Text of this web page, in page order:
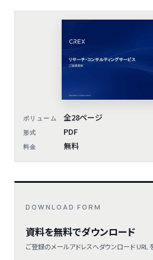
ボリューム 全28ページ
形式 PDF
料金 無料
DOWNLOAD FORM
資料を無料でダウンロード
ご登録のメールアドレスへダウンロード URL